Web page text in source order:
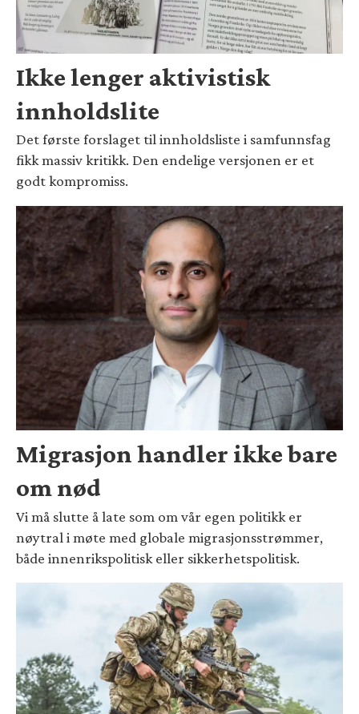
Ikke lenger aktivistisk
innholdslite
Det første forslaget til innholdsliste i samfunnsfag
fikk massiv kritikk. Den endelige versjonen er et
godt kompromiss.
Migrasjon handler ikke bare
om nød
Vi må slutte å late som om vår egen politikk er
nøytral i møte med globale migrasjonsstrømmer,
både innenrikspolitisk eller sikkerhetspolitisk.